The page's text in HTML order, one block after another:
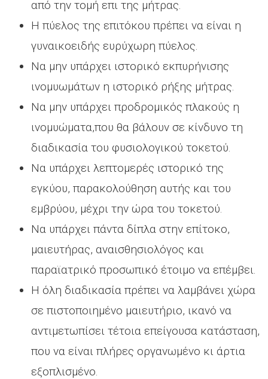
από την τομή επι της μήτρας.
Η πύελος της επιτόκου πρέπει να είναι η
γυναικοειδής ευρύχωρη πύελος.
Να μην υπάρχει ιστορικό εκπυρήνισης
ινομυωμάτων η ιστορικό ρήξης μήτρας.
Να μην υπάρχει προδρομικός πλακούς η
ινομυώματα,που θα βάλουν σε κίνδυνο τη
διαδικασία του φυσιολογικού τοκετού.
Να υπάρχει λεπτομερές ιστορικό της
εγκύου, παρακολούθηση αυτής και του
εμβρύου, μέχρι την ώρα του τοκετού.
Να υπάρχει πάντα δίπλα στην επίτοκο,
μαιευτήρας, αναισθησιολόγος και
παραϊατρικό προσωπικό έτοιμο να επέμβει.
Η όλη διαδικασία πρέπει να λαμβάνει χώρα
σε πιστοποιημένο μαιευτήριο, ικανό να
αντιμετωπίσει τέτοια επείγουσα κατάσταση,
που να είναι πλήρες οργανωμένο κι άρτια
εξοπλισμένο.